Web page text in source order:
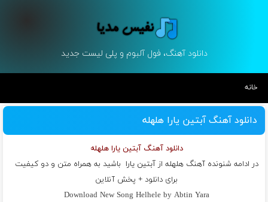
دانلود آهنگ، فول آلبوم و پلی لیست جدید
خانه
دانلود آهنگ آبتین یارا هلهله
دانلود آهنگ آبتین یارا هلهله
در ادامه شنونده آهنگ هلهله ازآبتین یارا باشید به همراه متن و دو کیفیت
برای دانلود + پخش آنلاین
Download New Song Helhele by Abtin Yara